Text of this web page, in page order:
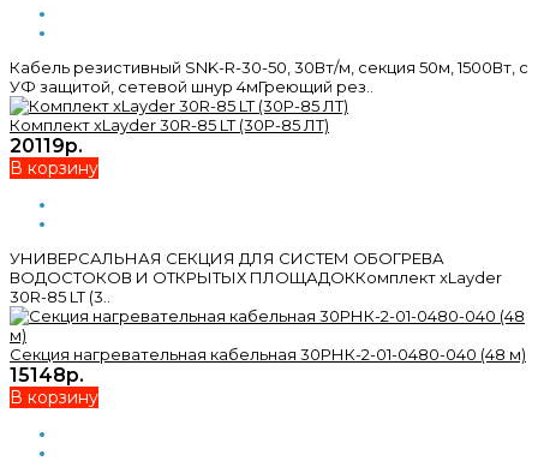
Кабель резистивный SNK-R-30-50, 30Вт/м, секция 50м, 1500Вт, с
УФ защитой, сетевой шнур 4мГреющий рез..
Комплект xLayder 30R-85 LT (30Р-85 ЛТ)
20119р.
В корзину
УНИВЕРСАЛЬНАЯ СЕКЦИЯ ДЛЯ СИСТЕМ ОБОГРЕВА
ВОДОСТОКОВ И ОТКРЫТЫХ ПЛОЩАДОККомплект xLayder
30R-85 LT (3..
Секция нагревательная кабельная 30РНК-2-01-0480-040 (48 м)
15148р.
В корзину